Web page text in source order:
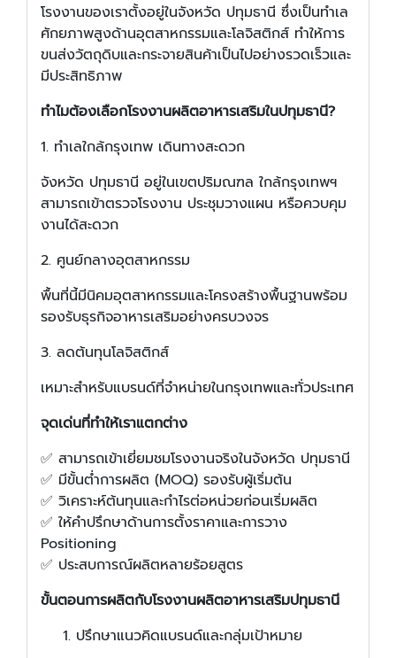
โรงงานของเราตั้งอยู่ในจังหวัด ปทุมธานี ซึ่งเป็นทำเล
ศักยภาพสูงด้านอุตสาหกรรมและโลจิสติกส์ ทำให้การ
ขนส่งวัตถุดิบและกระจายสินค้าเป็นไปอย่างรวดเร็วและ
มีประสิทธิภาพ
ทำไมต้องเลือกโรงงานผลิตอาหารเสริมในปทุมธานี?
1. ทำเลใกล้กรุงเทพ เดินทางสะดวก
จังหวัด ปทุมธานี อยู่ในเขตปริมณฑล ใกล้กรุงเทพฯ
สามารถเข้าตรวจโรงงาน ประชุมวางแผน หรือควบคุม
งานได้สะดวก
2. ศูนย์กลางอุตสาหกรรม
พื้นที่นี้มีนิคมอุตสาหกรรมและโครงสร้างพื้นฐานพร้อม
รองรับธุรกิจอาหารเสริมอย่างครบวงจร
3. ลดต้นทุนโลจิสติกส์
เหมาะสำหรับแบรนด์ที่จำหน่ายในกรุงเทพและทั่วประเทศ
จุดเด่นที่ทำให้เราแตกต่าง
✅ สามารถเข้าเยี่ยมชมโรงงานจริงในจังหวัด ปทุมธานี
✅ มีขั้นต่ำการผลิต (MOQ) รองรับผู้เริ่มต้น
✅ วิเคราะห์ต้นทุนและกำไรต่อหน่วยก่อนเริ่มผลิต
✅ ให้คำปรึกษาด้านการตั้งราคาและการวาง
Positioning
✅ ประสบการณ์ผลิตหลายร้อยสูตร
ขั้นตอนการผลิตกับโรงงานผลิตอาหารเสริมปทุมธานี
ปรึกษาแนวคิดแบรนด์และกลุ่มเป้าหมาย